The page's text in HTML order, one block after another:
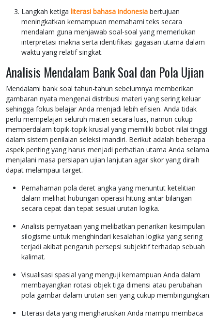
Langkah ketiga literasi bahasa indonesia bertujuan
meningkatkan kemampuan memahami teks secara
mendalam guna menjawab soal-soal yang memerlukan
interpretasi makna serta identifikasi gagasan utama dalam
waktu yang relatif singkat.
Analisis Mendalam Bank Soal dan Pola Ujian
Mendalami bank soal tahun-tahun sebelumnya memberikan
gambaran nyata mengenai distribusi materi yang sering keluar
sehingga fokus belajar Anda menjadi lebih efisien. Anda tidak
perlu mempelajari seluruh materi secara luas, namun cukup
memperdalam topik-topik krusial yang memiliki bobot nilai tinggi
dalam sistem penilaian seleksi mandiri. Berikut adalah beberapa
aspek penting yang harus menjadi perhatian utama Anda selama
menjalani masa persiapan ujian lanjutan agar skor yang diraih
dapat melampaui target.
Pemahaman pola deret angka yang menuntut ketelitian
dalam melihat hubungan operasi hitung antar bilangan
secara cepat dan tepat sesuai urutan logika.
Analisis pernyataan yang melibatkan penarikan kesimpulan
silogisme untuk menghindari kesalahan logika yang sering
terjadi akibat pengaruh persepsi subjektif terhadap sebuah
kalimat.
Visualisasi spasial yang menguji kemampuan Anda dalam
membayangkan rotasi objek tiga dimensi atau perubahan
pola gambar dalam urutan seri yang cukup membingungkan.
Literasi data yang mengharuskan Anda mampu membaca